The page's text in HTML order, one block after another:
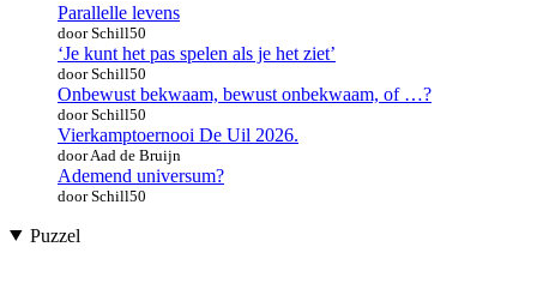
Parallelle levens
door Schill50
‘Je kunt het pas spelen als je het ziet’
door Schill50
Onbewust bekwaam, bewust onbekwaam, of …?
door Schill50
Vierkamptoernooi De Uil 2026.
door Aad de Bruijn
Ademend universum?
door Schill50
Puzzel